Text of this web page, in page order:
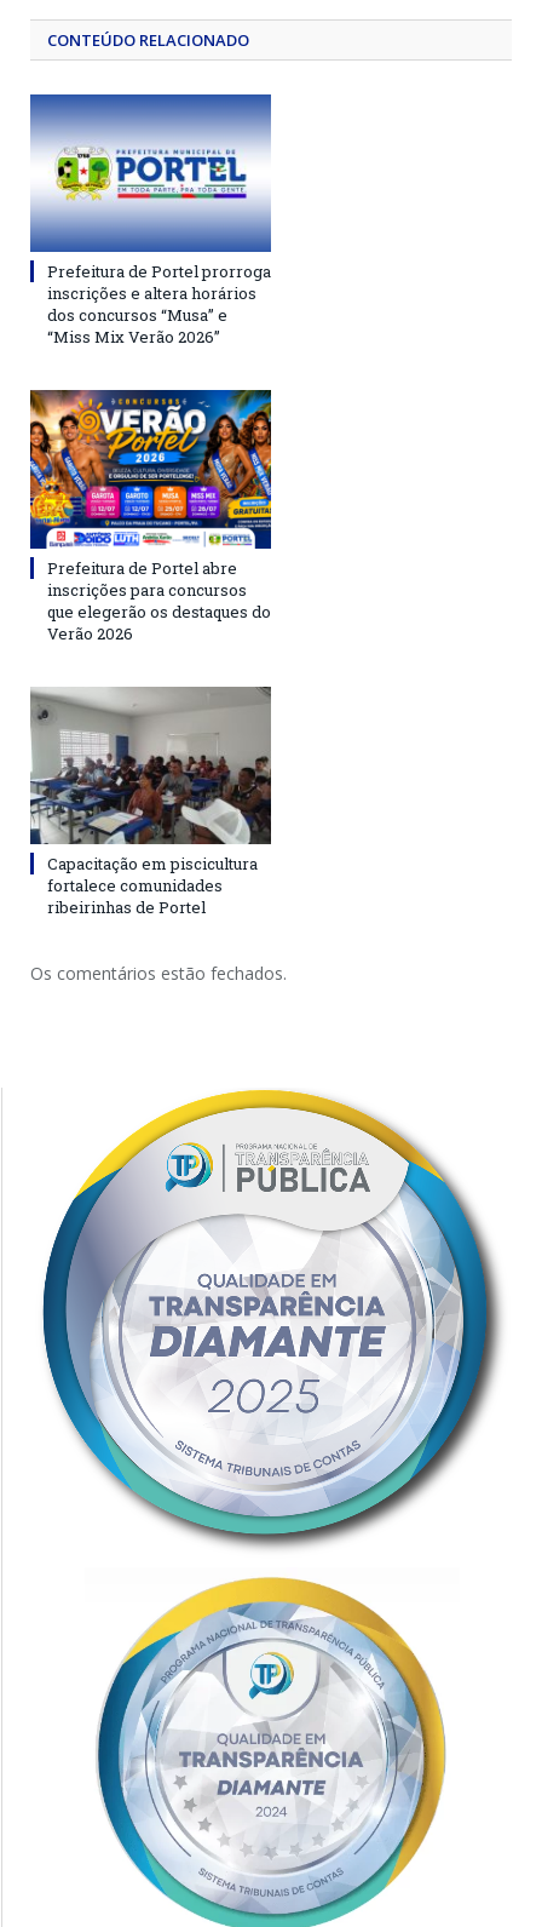
CONTEÚDO RELACIONADO
Prefeitura de Portel prorroga
inscrições e altera horários
dos concursos “Musa” e
“Miss Mix Verão 2026”
Prefeitura de Portel abre
inscrições para concursos
que elegerão os destaques do
Verão 2026
Capacitação em piscicultura
fortalece comunidades
ribeirinhas de Portel
Os comentários estão fechados.